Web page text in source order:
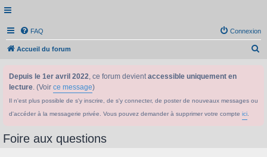
FAQ Connexion
Accueil du forum
Depuis le 1er avril 2022, ce forum devientaccessible uniquement en
lecture. (Voir ce message)
Il n'est plus possible de s'y inscrire, de s'y connecter, de poster de nouveaux messages ou
d'accéder à la messagerie privée. Vous pouvez demander à supprimer votre compte ici
Foire aux questions